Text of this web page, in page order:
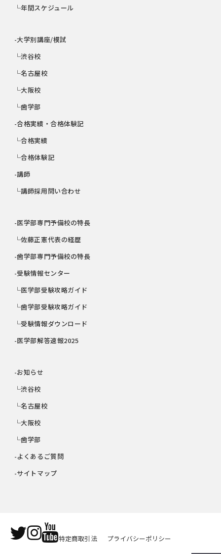
└年間スケジュール
-大学別講座/模試
└渋谷校
└名古屋校
└大阪校
└歯学部
-合格実績・合格体験記
└合格実績
└合格体験記
-講師
└講師採用問い合わせ
-医学部専門予備校の特長
└佐藤正憲代表の経歴
-歯学部専門予備校の特長
-受験情報センター
└医学部受験攻略ガイド
└歯学部受験攻略ガイド
└受験情報ダウンロード
-医学部解答速報2025
-お知らせ
└渋谷校
└名古屋校
└大阪校
└歯学部
-よくあるご質問
-サイトマップ
特定商取引法 プライバシーポリシー